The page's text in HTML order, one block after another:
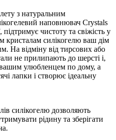
з натуральним
наповнювач Crystals
підтримує чистоту та свіжість у
кристалам силікогелю ваш дім
На відміну від тирсових або
не прилипають до шерсті і,
улюбленцем по дому, а
лапки і створює ідеальну
силікогелю дозволяють
рідину та зберігати